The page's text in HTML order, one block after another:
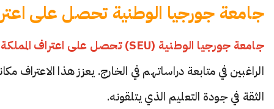
جامعة جورجيا الوطنية تحصل على
جامعة جورجيا الوطنية (SEU) تحصل على اعتراف المملكة
الثقة في جودة التعليم الذي يتلقونه.